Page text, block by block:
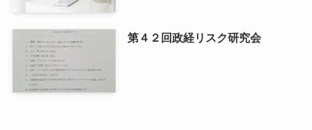
第４２回政経リスク研究会